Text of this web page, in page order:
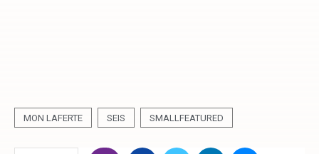
MON LAFERTE SEIS SMALLFEATURED